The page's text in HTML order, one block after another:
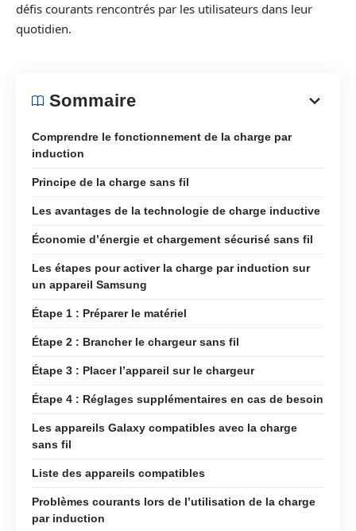
défis courants rencontrés par les utilisateurs dans leur
quotidien.
Sommaire
Comprendre le fonctionnement de la charge par
induction
Principe de la charge sans fil
Les avantages de la technologie de charge inductive
Économie d’énergie et chargement sécurisé sans fil
Les étapes pour activer la charge par induction sur
un appareil Samsung
Étape 1 : Préparer le matériel
Étape 2 : Brancher le chargeur sans fil
Étape 3 : Placer l’appareil sur le chargeur
Étape 4 : Réglages supplémentaires en cas de besoin
Les appareils Galaxy compatibles avec la charge
sans fil
Liste des appareils compatibles
Problèmes courants lors de l’utilisation de la charge
par induction